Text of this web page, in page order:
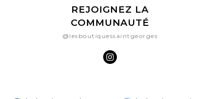
REJOIGNEZ LA
COMMUNAUTÉ
@lesboutiquessaintgeorges